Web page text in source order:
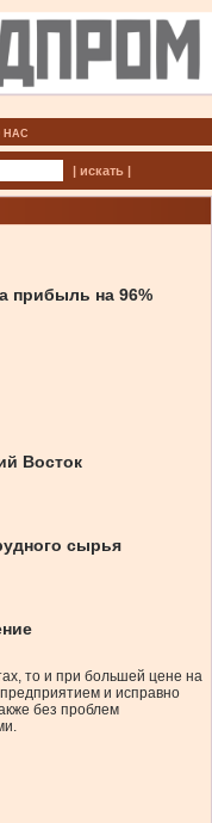
НАС
| искать |
прибыль на 96%
Восток
сырья
то и при большей цене на
и исправно
без проблем